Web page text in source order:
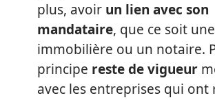
plus, avoir un lien avec son
mandataire, que ce soit
immobilière ou un notaire.
principe reste de vigueur
avec les entreprises qui ont